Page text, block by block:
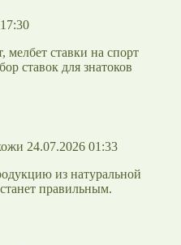
мелбет ставки на спорт
ставок для знатоков
24.07.2026 01:33
из натуральной
правильным.